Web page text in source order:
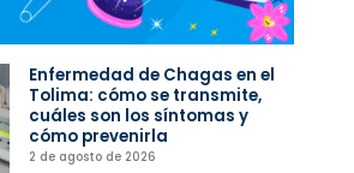
Enfermedad de Chagas en el
Tolima: cómo se transmite,
cuáles son los síntomas y
cómo prevenirla
2 de agosto de 2026